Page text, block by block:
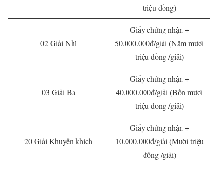
triệu đồng)
02 Giải Nhì
Giấy chứng nhận +
50.000.000đ/giải (Năm mươi
triệu đồng /giải)
03 Giải Ba
Giấy chứng nhận +
40.000.000đ/giải (Bốn mươi
triệu đồng /giải)
20 Giải Khuyến khích
Giấy chứng nhận +
10.000.000đ/giải (Mười triệu
đồng /giải)